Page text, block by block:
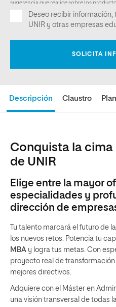
Descripción Claustro
Conquista la cima
de UNIR
Elige entre la mayor
especialidades y
dirección de
Tu talento marcará el futuro de
los nuevos retos. Potencia tu
MBA y logra tus metas. Con
proyecto real de
mejores directivos.
Adquiere con el Máster en
una visión transversal de todas